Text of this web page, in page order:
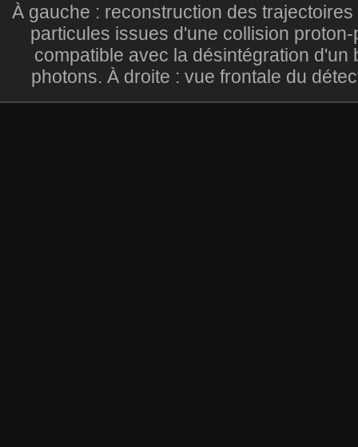
À gauche : reconstruction des trajectoires
particules issues d'une collision
compatible avec la désintégration d'un
photons. À droite : vue frontale du